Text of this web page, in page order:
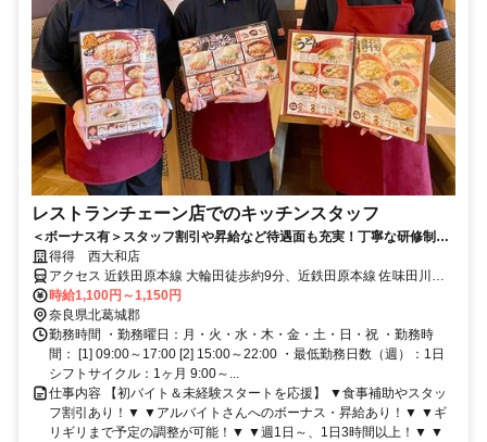
レストランチェーン店でのキッチンスタッフ
＜ボーナス有＞スタッフ割引や昇給など待遇面も充実！丁寧な研修制度
で未経験から安心スタート！
得得 西大和店
アクセス 近鉄田原本線 大輪田徒歩約9分、近鉄田原本線 佐味田川徒
歩約16分、近鉄田原本線 池部徒歩約26分 大輪田駅から徒歩約8分
時給1,100円～1,150円
奈良県北葛城郡
勤務時間 ・勤務曜日：月・火・水・木・金・土・日・祝 ・勤務時
間： [1] 09:00～17:00 [2] 15:00～22:00 ・最低勤務日数（週）：1日
シフトサイクル：1ヶ月 9:00～...
仕事内容 【初バイト＆未経験スタートを応援】 ▼食事補助やスタッ
フ割引あり！▼ ▼アルバイトさんへのボーナス・昇給あり！▼ ▼ギ
リギリまで予定の調整が可能！▼ ▼週1日～、1日3時間以上！▼ ▼